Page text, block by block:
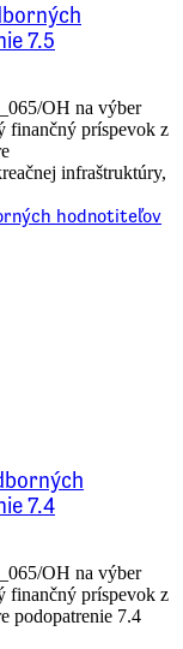
7.5
OH na výber
finančný príspevok z
infraštruktúry,
7.4
OH na výber
finančný príspevok z
podopatrenie 7.4